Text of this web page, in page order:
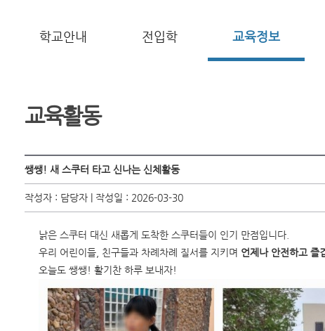
학교안내 전입학 교육정보
교육활동
쌩쌩! 새 스쿠터 타고 신나는 신체활동
작성자 : 담당자 | 작성일 : 2026-03-30
낡은 스쿠터 대신 새롭게 도착한 스쿠터들이 인기 만점입니다.
우리 어린이들, 친구들과 차례차례 질서를 지키며 언제나 안전하고 즐
오늘도 쌩쌩! 활기찬 하루 보내자!